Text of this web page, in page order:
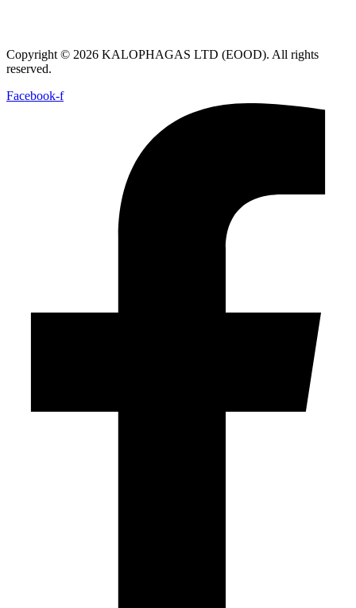
Copyright © 2026 KALOPHAGAS LTD (EOOD). All rights
reserved.
Facebook-f